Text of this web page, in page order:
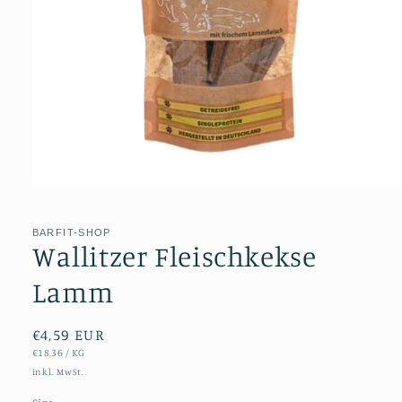
Modal
BARFIT-SHOP
Wallitzer Fleischkekse
Lamm
Normaler
Preis
€4,59 EUR
STÜCKPREIS
€18,36 / PRO
KG
inkl. MwSt.